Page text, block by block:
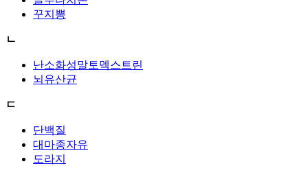
꾸지뽕
ㄴ
난소화성말토덱스트린
뇌유산균
ㄷ
단백질
대마종자유
도라지